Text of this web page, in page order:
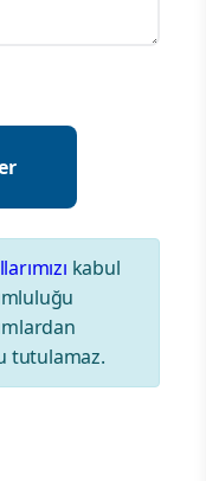
kabul
tutulamaz.